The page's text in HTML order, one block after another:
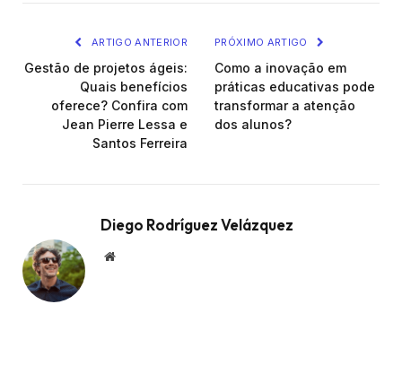
ARTIGO ANTERIOR
Gestão de projetos ágeis:
Quais benefícios
oferece? Confira com
Jean Pierre Lessa e
Santos Ferreira
PRÓXIMO ARTIGO
Como a inovação em
práticas educativas pode
transformar a atenção
dos alunos?
Diego Rodríguez Velázquez
Website